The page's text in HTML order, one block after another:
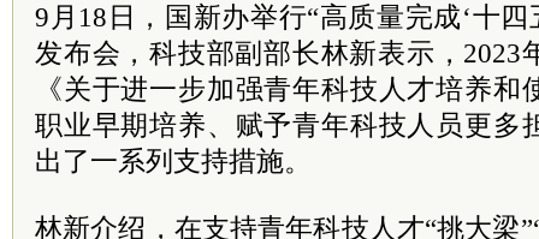
9月18日，国新办举行“高质量完成‘十
发布会，科技部副部长林新表示，2023
《关于进一步加强青年科技人才培养
职业早期培养、赋予青年科技人员更多
出了一系列支持措施。
林新介绍，在支持青年科技人才“挑大梁